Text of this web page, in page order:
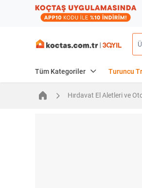
Tüm Kategoriler Turuncu
Hırdavat El Aletleri ve